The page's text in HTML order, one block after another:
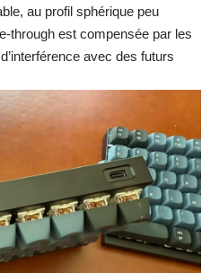
au profil sphérique peu
est compensée par les
avec des futurs